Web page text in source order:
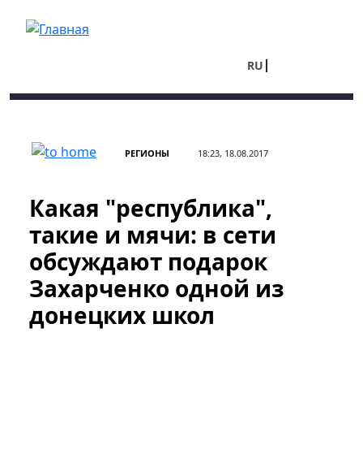
RU
РЕГИОНЫ 18:23, 18.08.2017
Какая "республика",
такие и мячи: в сети
обсуждают подарок
Захарченко одной из
донецких школ